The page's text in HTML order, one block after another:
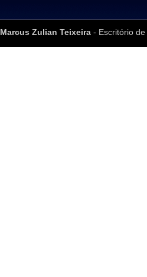
Marcus Zulian Teixeira - Escritório